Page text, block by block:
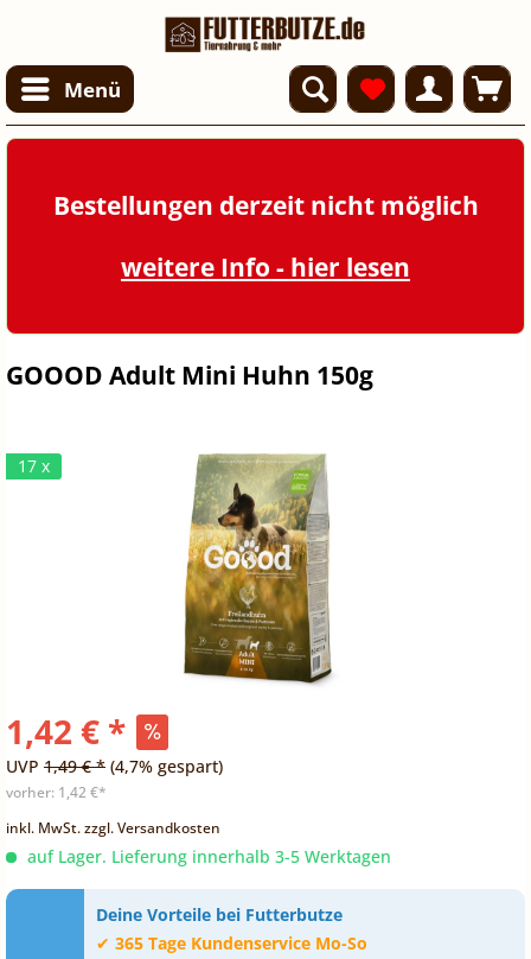
Menü
Bestellungen derzeit nicht möglich
weitere Info - hier lesen
GOOOD Adult Mini Huhn 150g
17 x
1,42 € *
UVP 1,49 € * (4,7% gespart)
vorher: 1,42 €*
inkl. MwSt.zzgl. Versandkosten
auf Lager. Lieferung innerhalb 3-5 Werktagen
Deine Vorteile bei Futterbutze
✔ 365 Tage Kundenservice Mo-So